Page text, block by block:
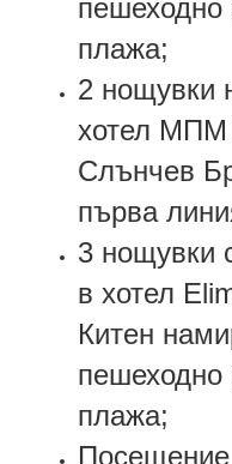
пешеходно
плажа;
2 нощувки
хотел МПМ
Слънчев
първа
3 нощувки
в хотел
Китен
пешеходно
плажа;